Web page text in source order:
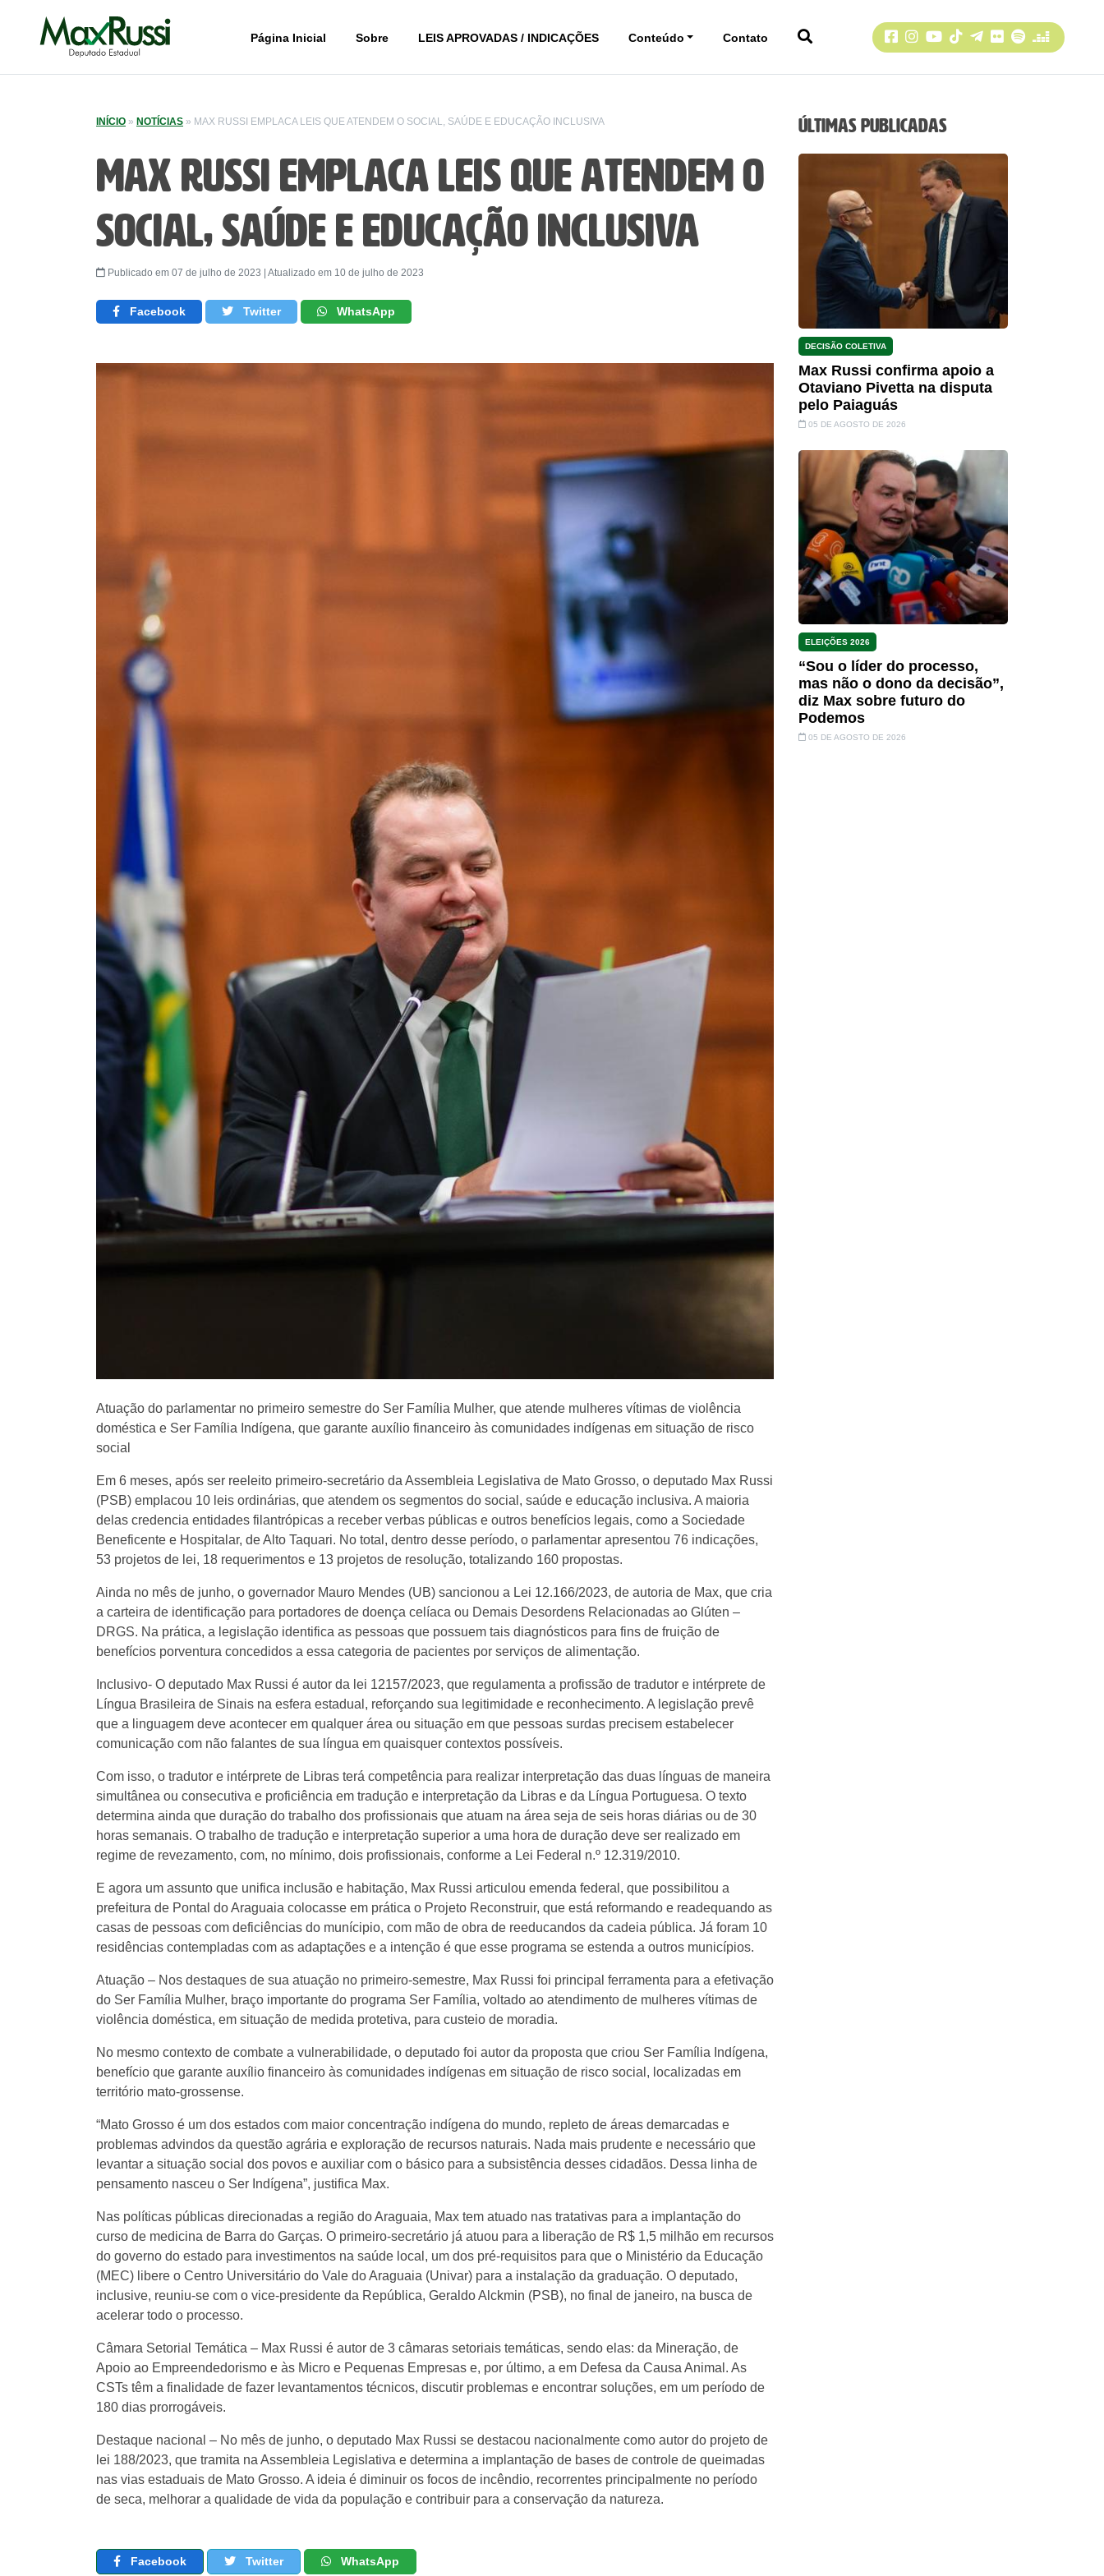
Página Inicial Sobre LEIS APROVADAS / INDICAÇÕES Conteúdo Contato Facebook
Instagram
YouTube
TikTokTelegram
FlickrSpotifyDeezer
INÍCIO » NOTÍCIAS » MAX RUSSI EMPLACA LEIS QUE ATENDEM O SOCIAL, SAÚDE E EDUCAÇÃO INCLUSIVA
Max Russi emplaca leis que atendem o
social, saúde e educação inclusiva
Publicado em 07 de julho de 2023 | Atualizado em 10 de julho de 2023
Facebook Twitter WhatsApp
Atuação do parlamentar no primeiro semestre do Ser Família Mulher, que atende mulheres vítimas de violência
doméstica e Ser Família Indígena, que garante auxílio financeiro às comunidades indígenas em situação de risco
social
Em 6 meses, após ser reeleito primeiro-secretário da Assembleia Legislativa de Mato Grosso, o deputado Max Russi
(PSB) emplacou 10 leis ordinárias, que atendem os segmentos do social, saúde e educação inclusiva. A maioria
delas credencia entidades filantrópicas a receber verbas públicas e outros benefícios legais, como a Sociedade
Beneficente e Hospitalar, de Alto Taquari. No total, dentro desse período, o parlamentar apresentou 76 indicações,
53 projetos de lei, 18 requerimentos e 13 projetos de resolução, totalizando 160 propostas.
Ainda no mês de junho, o governador Mauro Mendes (UB) sancionou a Lei 12.166/2023, de autoria de Max, que cria
a carteira de identificação para portadores de doença celíaca ou Demais Desordens Relacionadas ao Glúten –
DRGS. Na prática, a legislação identifica as pessoas que possuem tais diagnósticos para fins de fruição de
benefícios porventura concedidos a essa categoria de pacientes por serviços de alimentação.
Inclusivo- O deputado Max Russi é autor da lei 12157/2023, que regulamenta a profissão de tradutor e intérprete de
Língua Brasileira de Sinais na esfera estadual, reforçando sua legitimidade e reconhecimento. A legislação prevê
que a linguagem deve acontecer em qualquer área ou situação em que pessoas surdas precisem estabelecer
comunicação com não falantes de sua língua em quaisquer contextos possíveis.
Com isso, o tradutor e intérprete de Libras terá competência para realizar interpretação das duas línguas de maneira
simultânea ou consecutiva e proficiência em tradução e interpretação da Libras e da Língua Portuguesa. O texto
determina ainda que duração do trabalho dos profissionais que atuam na área seja de seis horas diárias ou de 30
horas semanais. O trabalho de tradução e interpretação superior a uma hora de duração deve ser realizado em
regime de revezamento, com, no mínimo, dois profissionais, conforme a Lei Federal n.º 12.319/2010.
E agora um assunto que unifica inclusão e habitação, Max Russi articulou emenda federal, que possibilitou a
prefeitura de Pontal do Araguaia colocasse em prática o Projeto Reconstruir, que está reformando e readequando as
casas de pessoas com deficiências do munícipio, com mão de obra de reeducandos da cadeia pública. Já foram 10
residências contempladas com as adaptações e a intenção é que esse programa se estenda a outros municípios.
Atuação – Nos destaques de sua atuação no primeiro-semestre, Max Russi foi principal ferramenta para a efetivação
do Ser Família Mulher, braço importante do programa Ser Família, voltado ao atendimento de mulheres vítimas de
violência doméstica, em situação de medida protetiva, para custeio de moradia.
No mesmo contexto de combate a vulnerabilidade, o deputado foi autor da proposta que criou Ser Família Indígena,
benefício que garante auxílio financeiro às comunidades indígenas em situação de risco social, localizadas em
território mato-grossense.
“Mato Grosso é um dos estados com maior concentração indígena do mundo, repleto de áreas demarcadas e
problemas advindos da questão agrária e exploração de recursos naturais. Nada mais prudente e necessário que
levantar a situação social dos povos e auxiliar com o básico para a subsistência desses cidadãos. Dessa linha de
pensamento nasceu o Ser Indígena”, justifica Max.
Nas políticas públicas direcionadas a região do Araguaia, Max tem atuado nas tratativas para a implantação do
curso de medicina de Barra do Garças. O primeiro-secretário já atuou para a liberação de R$ 1,5 milhão em recursos
do governo do estado para investimentos na saúde local, um dos pré-requisitos para que o Ministério da Educação
(MEC) libere o Centro Universitário do Vale do Araguaia (Univar) para a instalação da graduação. O deputado,
inclusive, reuniu-se com o vice-presidente da República, Geraldo Alckmin (PSB), no final de janeiro, na busca de
acelerar todo o processo.
Câmara Setorial Temática – Max Russi é autor de 3 câmaras setoriais temáticas, sendo elas: da Mineração, de
Apoio ao Empreendedorismo e às Micro e Pequenas Empresas e, por último, a em Defesa da Causa Animal. As
CSTs têm a finalidade de fazer levantamentos técnicos, discutir problemas e encontrar soluções, em um período de
180 dias prorrogáveis.
Destaque nacional – No mês de junho, o deputado Max Russi se destacou nacionalmente como autor do projeto de
lei 188/2023, que tramita na Assembleia Legislativa e determina a implantação de bases de controle de queimadas
nas vias estaduais de Mato Grosso. A ideia é diminuir os focos de incêndio, recorrentes principalmente no período
de seca, melhorar a qualidade de vida da população e contribuir para a conservação da natureza.
Facebook Twitter WhatsApp
Últimas Publicadas
DECISÃO COLETIVA
Max Russi confirma apoio a
Otaviano Pivetta na disputa
pelo Paiaguás
05 DE AGOSTO DE 2026
ELEIÇÕES 2026
“Sou o líder do processo,
mas não o dono da decisão”,
diz Max sobre futuro do
Podemos
05 DE AGOSTO DE 2026